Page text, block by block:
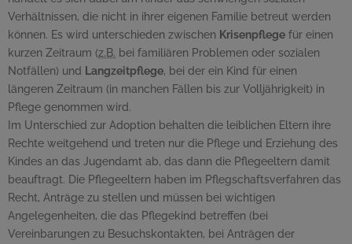
Verhältnissen, die nicht in ihrer eigenen Familie betreut werden
können. Es wird unterschieden zwischen Krisenpflege für einen
kurzen Zeitraum (z.B. bei familiären Problemen oder sozialen
Notfällen) und Langzeitpflege, bei der ein Kind für einen
längeren Zeitraum (in manchen Fällen bis zur Volljährigkeit) in
Pflege genommen wird.
Im Unterschied zur Adoption behalten die leiblichen Eltern ihre
Rechte weitgehend und treten nur die Pflege und Erziehung des
Kindes an das Jugendamt ab, das dann die Pflegeeltern damit
beauftragt. Die Pflegeeltern haben im Pflegschaftsverfahren das
Recht, Anträge zu stellen und müssen bei wichtigen
Angelegenheiten, die das Pflegekind betreffen (bei
Vereinbarungen zu Besuchskontakten, bei Anträgen der